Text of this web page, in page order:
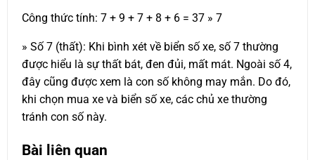
Công thức tính: 7 + 9 + 7 + 8 + 6 = 37 » 7
» Số 7 (thất): Khi bình xét về biển số xe, số 7 thường
được hiểu là sự thất bát, đen đủi, mất mát. Ngoài số 4,
đây cũng được xem là con số không may mắn. Do đó,
khi chọn mua xe và biển số xe, các chủ xe thường
tránh con số này.
Bài liên quan